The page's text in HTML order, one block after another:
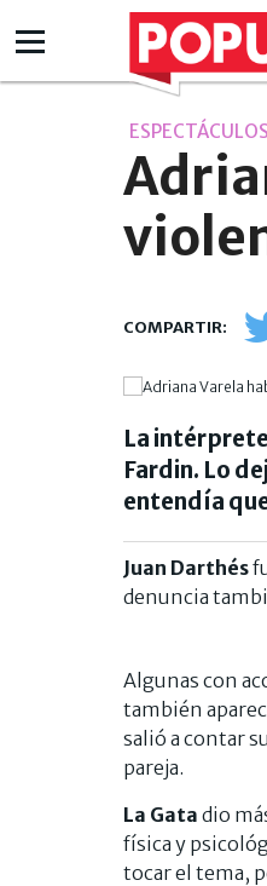
ESPECTÁCULOS
La
Fardin. Lo
entendía
Juan Darthés
denuncia
Algunas con
también
salió a contar
pareja.
La Gata dio
física y
tocar el tema,